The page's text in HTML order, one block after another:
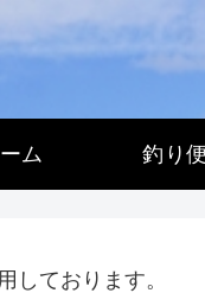
ム 釣り
ております。